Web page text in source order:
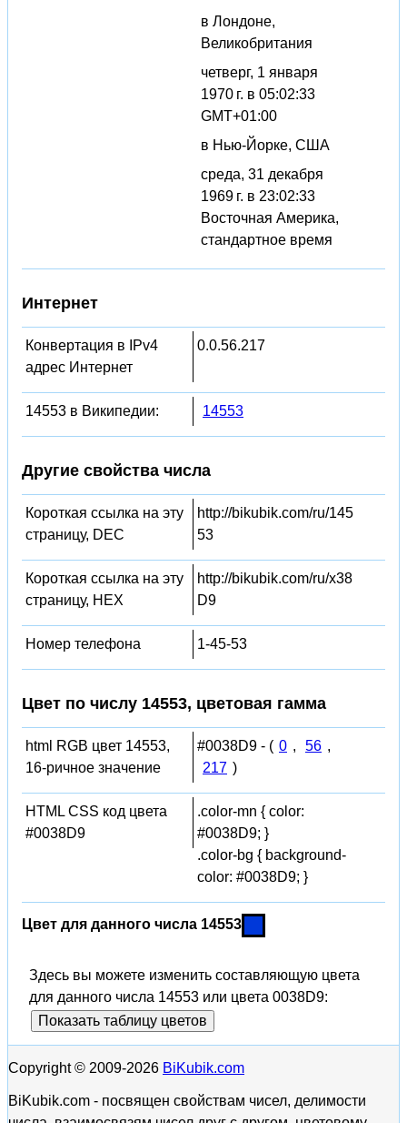
в Лондоне,
Великобритания
четверг, 1 января
1970 г. в 05:02:33
GMT+01:00
в Нью-Йорке, США
среда, 31 декабря
1969 г. в 23:02:33
Восточная Америка,
стандартное время
Интернет
Конвертация в IPv4
адрес Интернет
0.0.56.217
14553 в Википедии: 14553
Другие свойства числа
Короткая ссылка на эту
страницу, DEC
http://bikubik.com/ru/145
53
Короткая ссылка на эту
страницу, HEX
http://bikubik.com/ru/x38
D9
Номер телефона 1-45-53
Цвет по числу 14553, цветовая гамма
html RGB цвет 14553,
16-ричное значение
#0038D9 - ( 0 , 56 ,
217 )
HTML CSS код цвета
#0038D9
.color-mn { color:
#0038D9; }
.color-bg { background-
color: #0038D9; }
Цвет для данного числа 14553
Здесь вы можете изменить составляющую цвета
для данного числа 14553 или цвета 0038D9:
Показать таблицу цветов
Copyright © 2009-2026 BiKubik.com
BiKubik.com - посвящен свойствам чисел, делимости